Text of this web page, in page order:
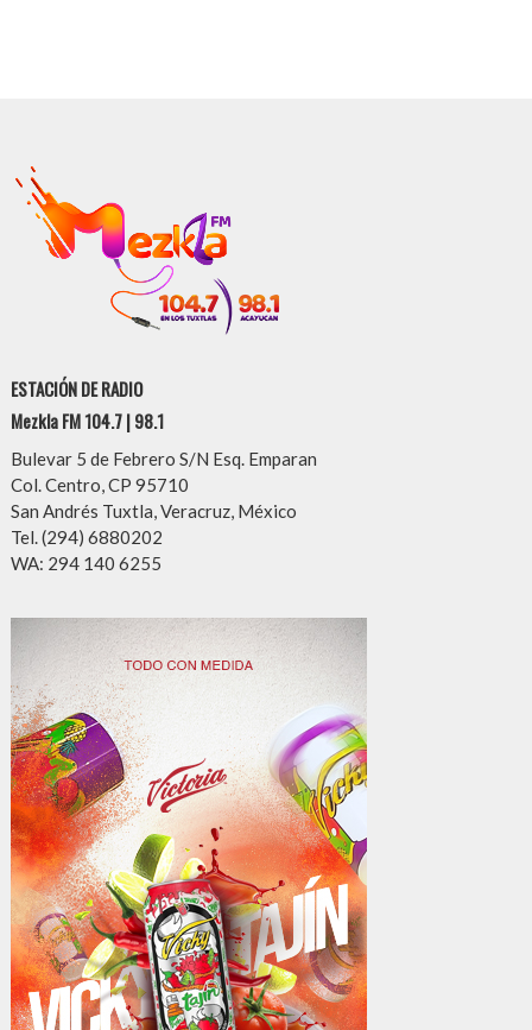
ESTACIÓN DE RADIO
Mezkla FM 104.7 | 98.1
Bulevar 5 de Febrero S/N Esq. Emparan
Col. Centro, CP 95710
San Andrés Tuxtla, Veracruz, México
Tel. (294) 6880202
WA: 294 140 6255